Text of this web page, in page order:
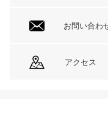
お問い合わ
アクセス